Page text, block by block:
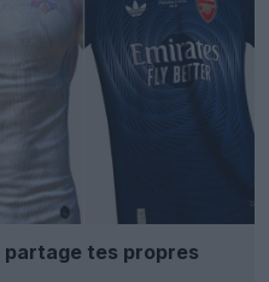
partage tes propres